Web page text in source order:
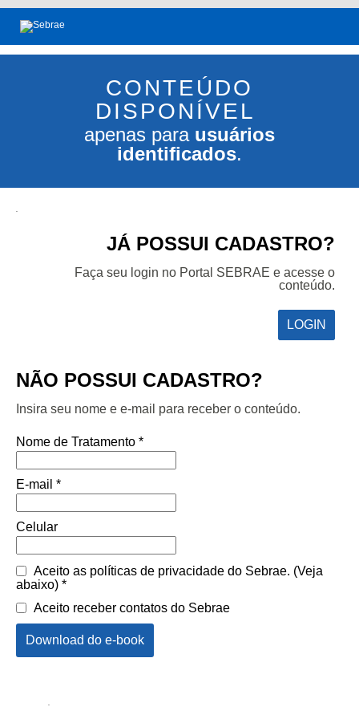
CONTEÚDO
DISPONÍVEL
apenas para usuários
identificados.
JÁ POSSUI CADASTRO?
Faça seu login no Portal SEBRAE e acesse o
conteúdo.
LOGIN
NÃO POSSUI CADASTRO?
Insira seu nome e e-mail para receber o conteúdo.
Nome de Tratamento *
E-mail *
Celular
Aceito as políticas de privacidade do Sebrae. (Veja
abaixo) *
Aceito receber contatos do Sebrae
Download do e-book